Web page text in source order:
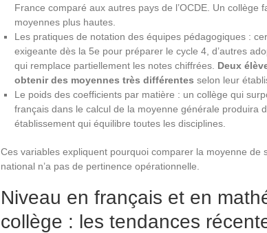
France comparé aux autres pays de l’OCDE. Un collège
moyennes plus hautes.
Les pratiques de notation des équipes pédagogiques :
exigeante dès la 5e pour préparer le cycle 4, d’autres
qui remplace partiellement les notes chiffrées. Deux
obtenir des moyennes très différentes selon leur
Le poids des coefficients par matière : un collège qui
français dans le calcul de la moyenne générale produira
établissement qui équilibre toutes les disciplines.
Ces variables expliquent pourquoi comparer la moyenne de
national n’a pas de pertinence opérationnelle.
Niveau en français et en
collège : les tendances